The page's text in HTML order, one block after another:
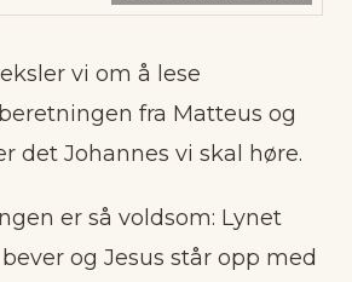
vi om å lese
fra Matteus og
det Johannes vi skal høre.
er så voldsom: Lynet
og Jesus står opp med